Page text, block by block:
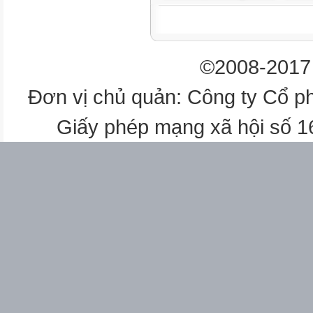
Âm nhạc
Tiếng Việt
©2008-
Đơn vị chủ quản: Công ty Cổ
Giấy phép mạng xã hội số